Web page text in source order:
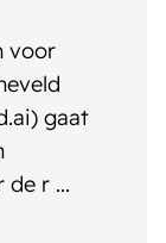
voor
gaat
r ...